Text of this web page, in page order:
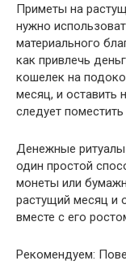
Приметы на
нужно
материального
как привлечь
кошелек на
месяц, и оставить
следует
Денежные
один простой
монеты или
растущий месяц и
вместе с его
Рекомендуем: